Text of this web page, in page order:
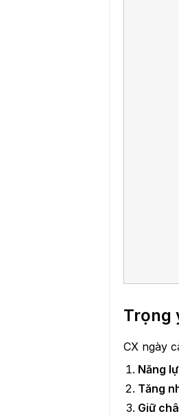
Trọng
CX ngày
Năng
Tăng
Giữ